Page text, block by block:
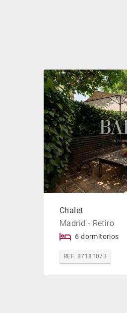
Chalet
Madrid - Retiro
6 dormitorios
REF. 87181073